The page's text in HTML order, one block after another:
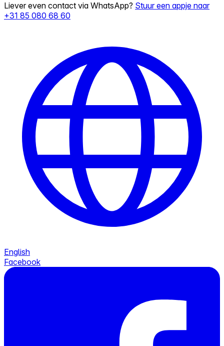
Liever even contact via WhatsApp? Stuur een appje naar
+31 85 080 68 60
English
Facebook